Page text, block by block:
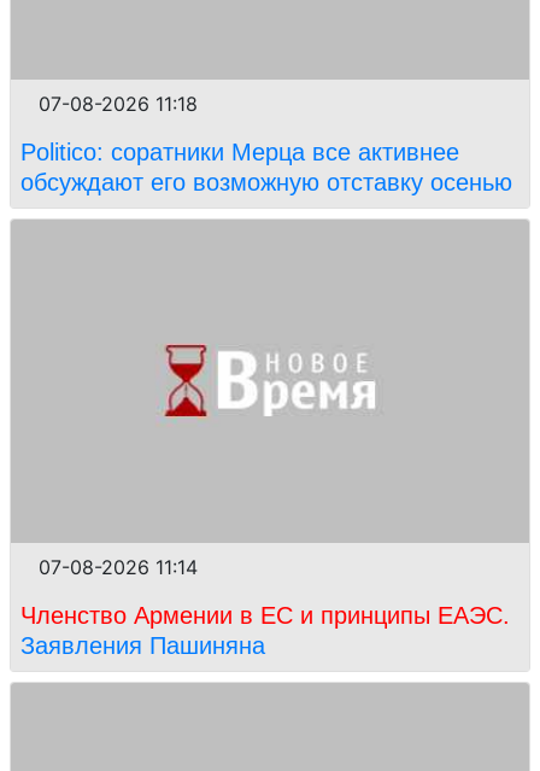
07-08-2026 11:18
Politico: соратники Мерца все активнее
обсуждают его возможную отставку осенью
07-08-2026 11:14
Членство Армении в ЕС и принципы ЕАЭС.
Заявления Пашиняна